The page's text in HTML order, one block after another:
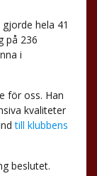
hela 41
på 236
i
för oss. Han
kvaliteter
till klubbens
beslutet.